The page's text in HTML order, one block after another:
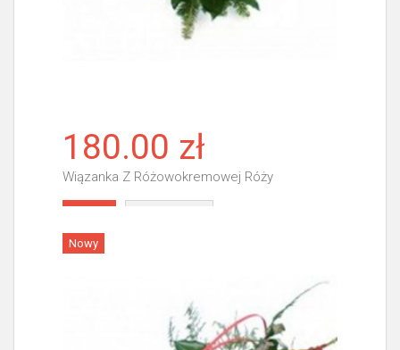
180.00 zł
Wiązanka Z Różowokremowej Róży
Nowy